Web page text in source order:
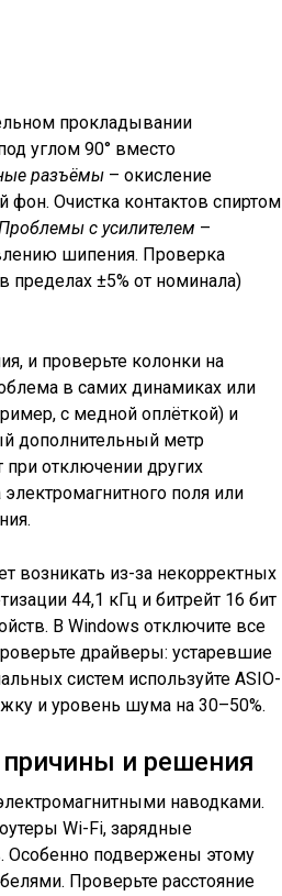
прокладывании
углом 90° вместо
разъёмы – окисление
Очистка контактов спиртом
с усилителем –
шипения. Проверка
пределах ±5% от номинала)
и проверьте колонки на
в самих динамиках или
с медной оплёткой) и
дополнительный метр
при отключении других
поля или
из-за некорректных
44,1 кГц и битрейт 16 бит
В Windows отключите все
драйверы: устаревшие
систем используйте ASIO-
и уровень шума на 30–50%.
и решения
наводками.
Wi-Fi, зарядные
Особенно подвержены этому
Проверьте расстояние